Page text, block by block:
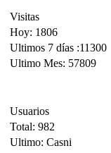
Visitas
Hoy: 1806
Ultimos 7 días :11300
Ultimo Mes: 57809
Usuarios
Total: 982
Ultimo: Casni